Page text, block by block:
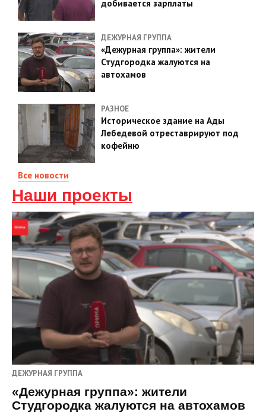
добивается зарплаты
ДЕЖУРНАЯ ГРУППА
«Дежурная группа»: жители
Студгородка жалуются на
автохамов
РАЗНОЕ
Историческое здание на Ады
Лебедевой отреставрируют под
кофейню
Все новости
Наши проекты
ДЕЖУРНАЯ ГРУППА
«Дежурная группа»: жители
Студгородка жалуются на автохамов